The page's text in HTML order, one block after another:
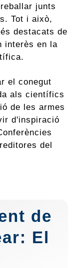
junts
Tot i això,
destacats de
interès en la
el conegut
als científics
de les armes
d'inspiració
del
de
El